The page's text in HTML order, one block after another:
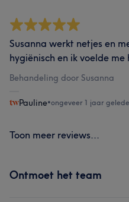
Susanna werkt netjes en
hygiënisch en ik voelde
Behandeling door Susanna
Pauline•ongeveer 1 jaar
Toon meer reviews...
Ontmoet het team